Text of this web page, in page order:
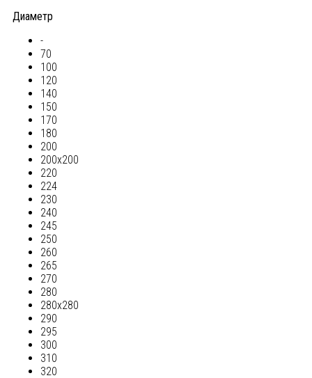
Диаметр
-
70
100
120
140
150
170
180
200
200х200
220
224
230
240
245
250
260
265
270
280
280х280
290
295
300
310
320